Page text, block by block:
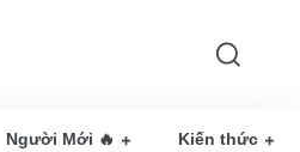
Người Mới 🔥 Kiến thức